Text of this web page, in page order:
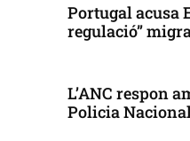
Portugal acusa
regulació”
L’ANC respon
Policia